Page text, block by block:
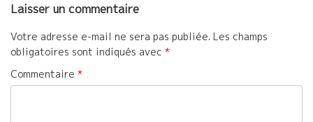
Laisser un commentaire
Votre adresse e-mail ne sera pas publiée. Les champs
obligatoires sont indiqués avec *
Commentaire *